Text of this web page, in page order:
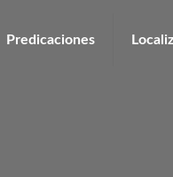
Predicaciones